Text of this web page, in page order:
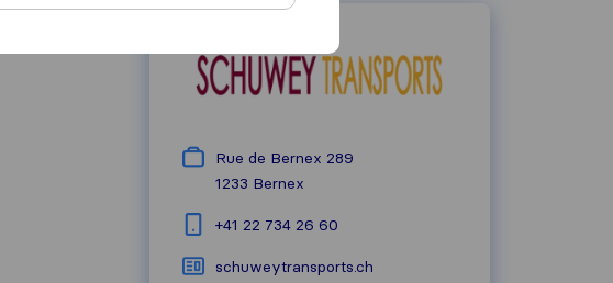
Rue de Bernex 289
1233 Bernex
+41 22 734 26 60
schuweytransports.ch